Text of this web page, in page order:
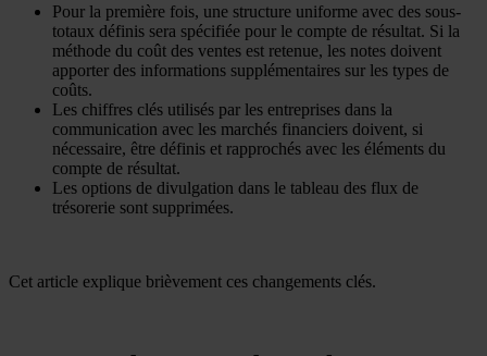
Pour la première fois, une structure uniforme avec des sous-
totaux définis sera spécifiée pour le compte de résultat. Si la
méthode du coût des ventes est retenue, les notes doivent
apporter des informations supplémentaires sur les types de
coûts.
Les chiffres clés utilisés par les entreprises dans la
communication avec les marchés financiers doivent, si
nécessaire, être définis et rapprochés avec les éléments du
compte de résultat.
Les options de divulgation dans le tableau des flux de
trésorerie sont supprimées.
Cet article explique brièvement ces changements clés.